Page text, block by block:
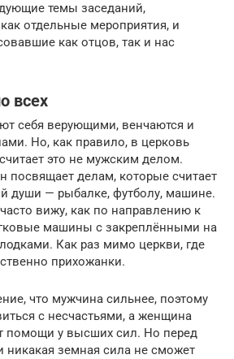
темы заседаний,
отдельные мероприятия, и
как отцов, так и нас
всех
себя верующими, венчаются и
Но, как правило, в церковь
это не мужским делом.
посвящает делам, которые считает
души — рыбалке, футболу, машине.
вижу, как по направлению к
машины с закреплёнными на
Как раз мимо церкви, где
прихожанки.
что мужчина сильнее, поэтому
с несчастьями, а женщина
помощи у высших сил. Но перед
никакая земная сила не сможет